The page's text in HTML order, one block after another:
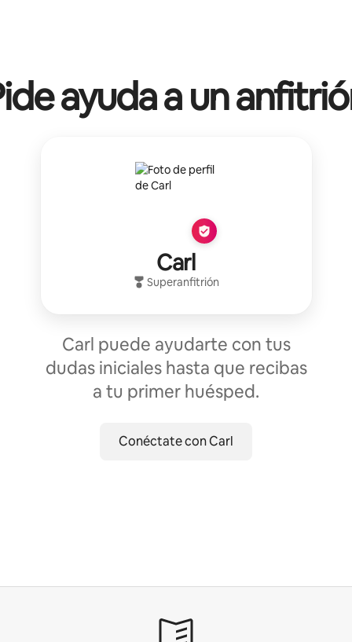
ayuda a un
Carl
Superanfitrión
Carl puede ayudarte con tus
dudas iniciales hasta que recibas
a tu primer huésped.
Conéctate con Carl